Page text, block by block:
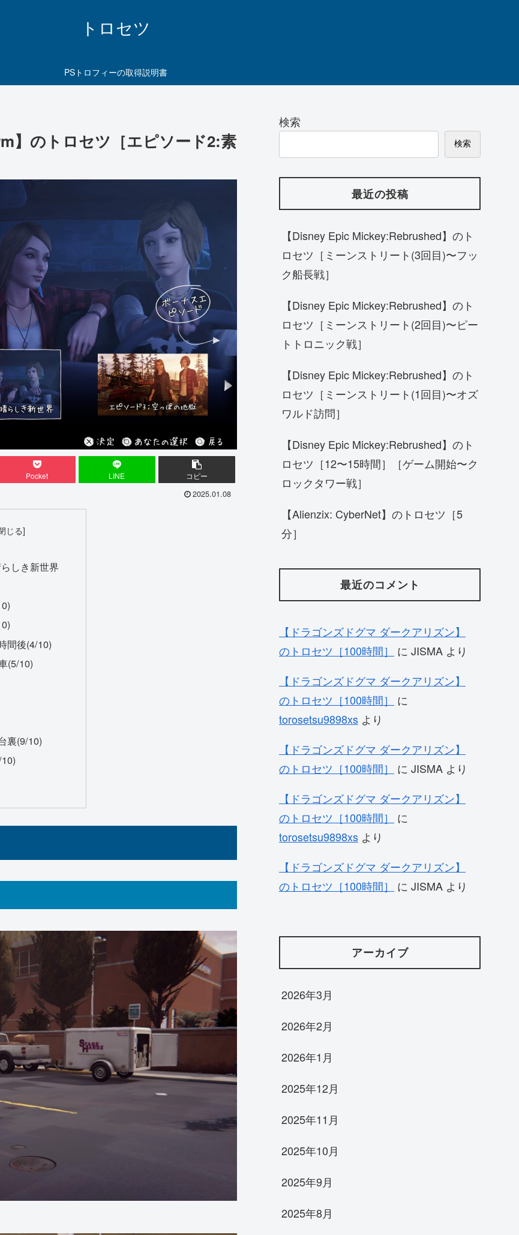
トロセツ
PSトロフィーの取得説明書
】のトロセツ［エピソード2:素
Pocket LINE コピー
2025.01.08
しき新世界
間後(4/10)
(5/10)
裏(9/10)
検索
検索
最近の投稿
【Disney Epic Mickey:Rebrushed】のト
ロセツ［ミーンストリート(3回目)〜フッ
ク船長戦］
【Disney Epic Mickey:Rebrushed】のト
ロセツ［ミーンストリート(2回目)〜ピー
トトロニック戦］
【Disney Epic Mickey:Rebrushed】のト
ロセツ［ミーンストリート(1回目)〜オズ
ワルド訪問］
【Disney Epic Mickey:Rebrushed】のト
ロセツ［12〜15時間］［ゲーム開始〜ク
ロックタワー戦］
【Alienzix: CyberNet】のトロセツ［5
分］
最近のコメント
【ドラゴンズドグマ ダークアリズン】
のトロセツ［100時間］
に JISMA より
【ドラゴンズドグマ ダークアリズン】
のトロセツ［100時間］
に
torosetsu9898xs より
【ドラゴンズドグマ ダークアリズン】
のトロセツ［100時間］
に JISMA より
【ドラゴンズドグマ ダークアリズン】
のトロセツ［100時間］
に
torosetsu9898xs より
【ドラゴンズドグマ ダークアリズン】
のトロセツ［100時間］
に JISMA より
アーカイブ
2026年3月
2026年2月
2026年1月
2025年12月
2025年11月
2025年10月
2025年9月
2025年8月